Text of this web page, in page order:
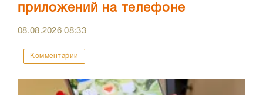
приложений на телефоне
08.08.202608:33
Комментарии